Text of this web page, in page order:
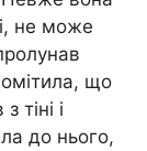
не може
що
тіні і
до нього,